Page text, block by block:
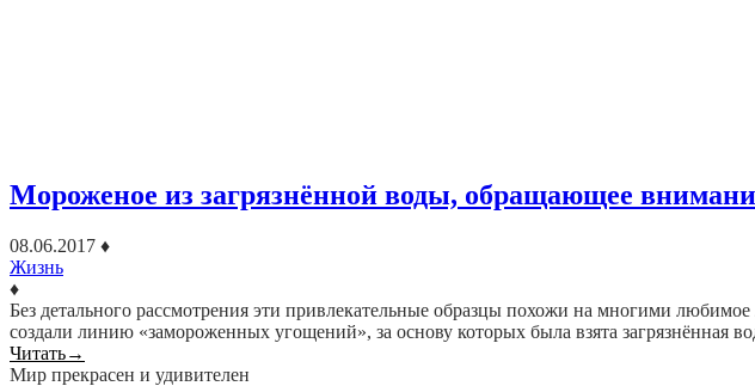
Мороженое из загрязнённой воды, обращающее
08.06.2017 ♦
Жизнь
♦
Без детального рассмотрения эти привлекательные образцы похожи на многими
создали линию «замороженных угощений», за основу которых была взята загрязнённая
Читать→
Мир прекрасен и удивителен